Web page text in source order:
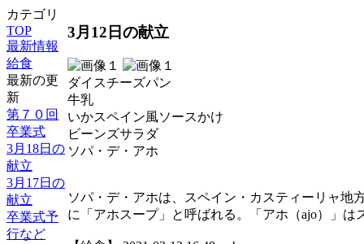
カテゴリ
TOP
最新情報
給食
最新の更
新
第７０回
卒業式
3月18日の
献立
3月17日の
献立
卒業式予
行など
3月12日の献立
ダイスチーズパン
牛乳
いかスペイン風ソースかけ
ビーンズサラダ
ソパ・デ・アホ
ソパ・デ・アホは、スペイン・カスティーリャ地
に「アホスープ」と呼ばれる。「アホ（ajo）」